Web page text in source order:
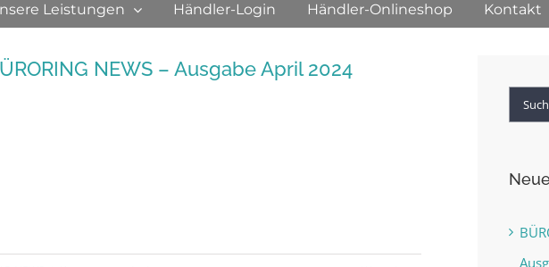
Leistungen Händler-Login Händler-Onlineshop Kontakt
NEWS – Ausgabe April 2024
Suche